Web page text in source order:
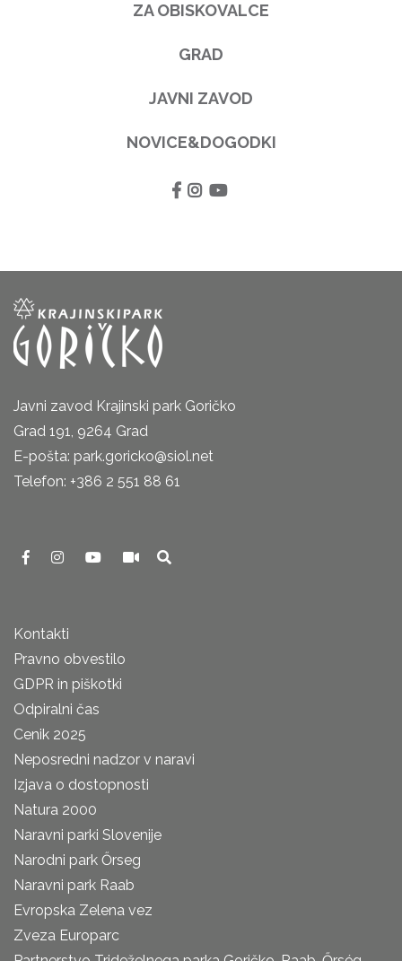
ZA OBISKOVALCE
GRAD
JAVNI ZAVOD
NOVICE&DOGODKI
Javni zavod Krajinski park Goričko
Grad 191, 9264 Grad
E-pošta: park.goricko@siol.net
Telefon: +386 2 551 88 61
Kontakti
Pravno obvestilo
GDPR in piškotki
Odpiralni čas
Cenik 2025
Neposredni nadzor v naravi
Izjava o dostopnosti
Natura 2000
Naravni parki Slovenije
Narodni park Őrseg
Naravni park Raab
Evropska Zelena vez
Zveza Europarc